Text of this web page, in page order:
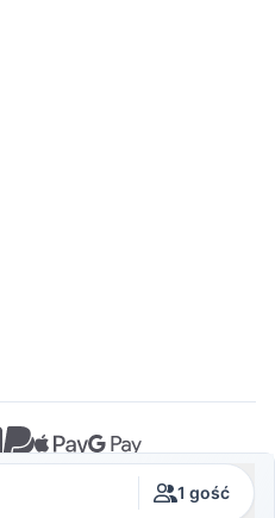
1 gość
© 2026 Crovillas GmbH